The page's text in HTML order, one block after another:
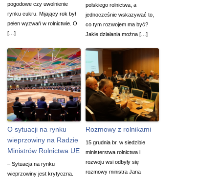
pogodowe czy uwolnienie
rynku cukru. Mijający rok był
pełen wyzwań w rolnictwie. O
[…]
polskiego rolnictwa, a
jednocześnie wskazywać to,
co tym rozwojem ma być?
Jakie działania można […]
O sytuacji na rynku
wieprzowiny na Radzie
Ministrów Rolnictwa UE
– Sytuacja na rynku
wieprzowiny jest krytyczna.
Rozmowy z rolnikami
15 grudnia br. w siedzibie
ministerstwa rolnictwa i
rozwoju wsi odbyły się
rozmowy ministra Jana